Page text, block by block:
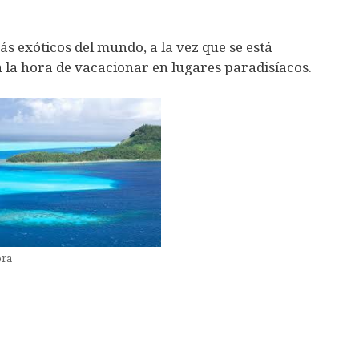
exóticos del mundo, a la vez que se está
hora de vacacionar en lugares paradisíacos.